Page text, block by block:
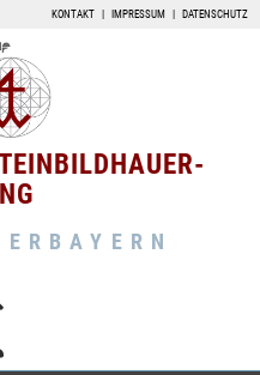
KONTAKT IMPRESSUM DATENSCHUTZ